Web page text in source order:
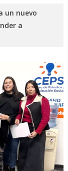
un nuevo
a